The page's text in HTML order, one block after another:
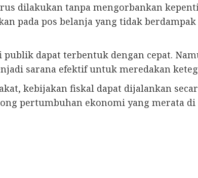
dilakukan tanpa mengorbankan
pada pos belanja yang tidak
dapat terbentuk dengan cepat.
sarana efektif untuk meredakan
kebijakan fiskal dapat dijalankan
pertumbuhan ekonomi yang merata